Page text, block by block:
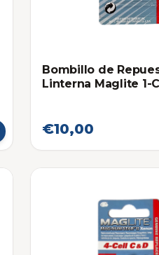
Bombillo de
Linterna Maglite 1-
€10,00